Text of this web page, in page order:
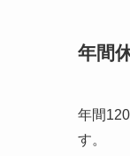
年間
年間
す。